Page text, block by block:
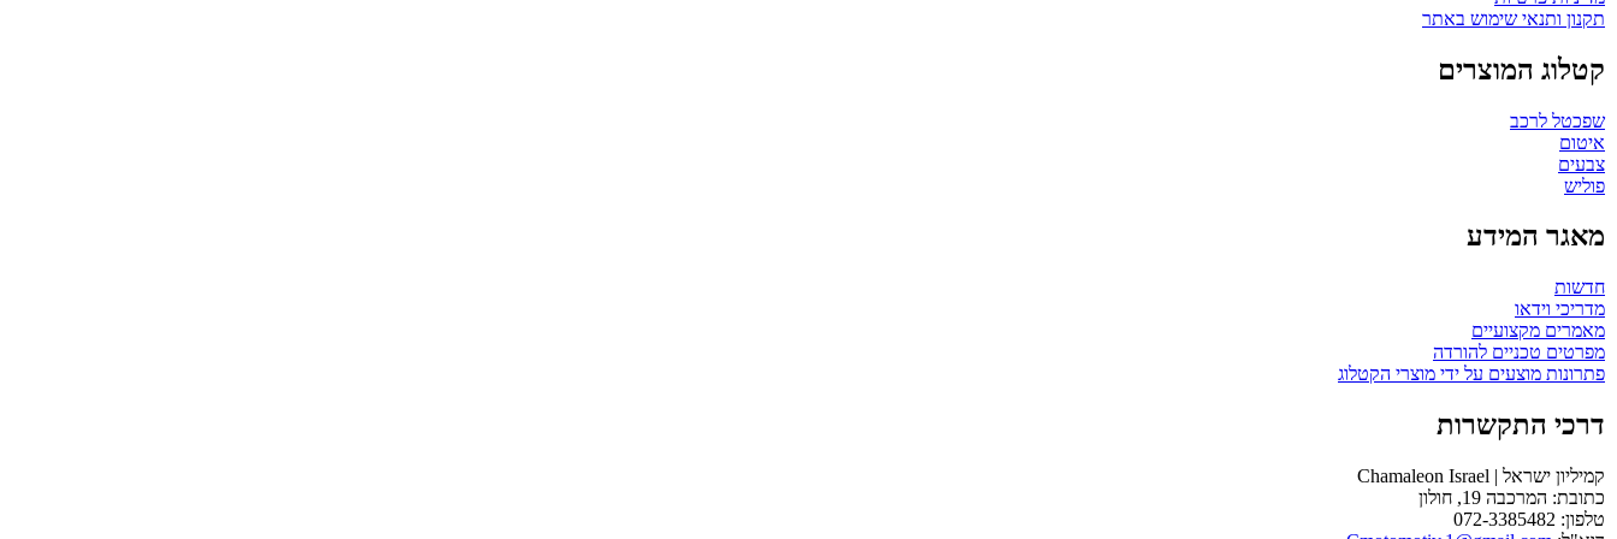
תקנון ותנאי שימוש באתר
קטלוג המוצרים
שפכטל לרכב
איטום
צבעים
פוליש
מאגר המידע
חדשות
מדריכי וידאו
מאמרים מקצועיים
מפרטים טכניים להורדה
פתרונות מוצעים על ידי מוצרי הקטלוג
דרכי התקשרות
קמיליון ישראל | Chamaleon Israel
כתובת: המרכבה 19, חולון
טלפון: 072-3385482